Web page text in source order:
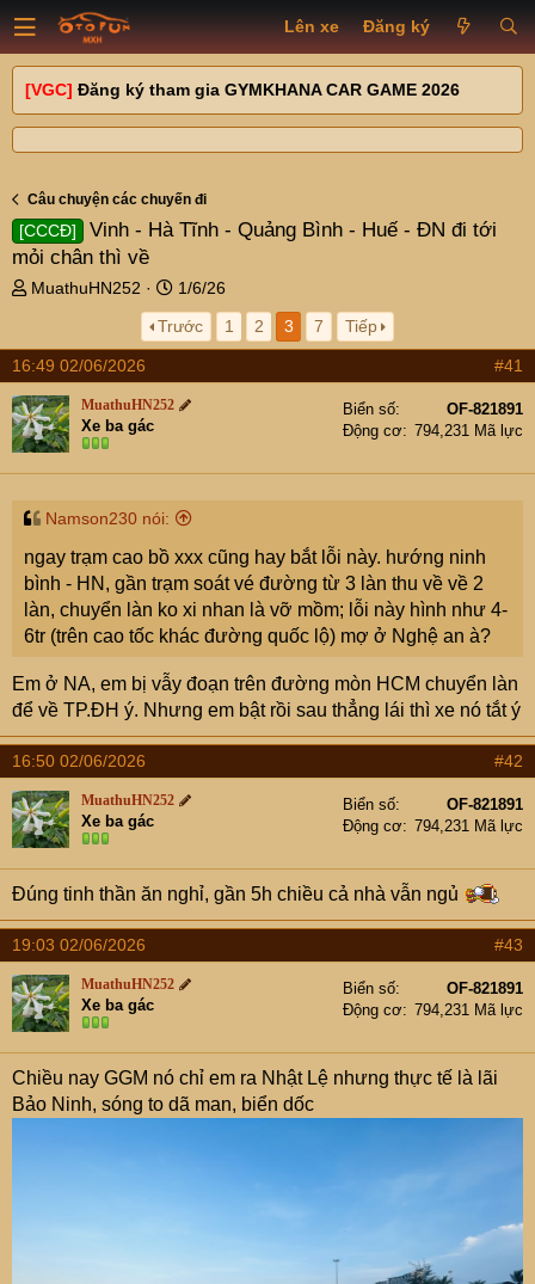
Lên xe Đăng ký
[VGC] Đăng ký tham gia GYMKHANA CAR GAME 2026
Câu chuyện các chuyến đi
[CCCĐ]
Vinh - Hà Tĩnh - Quảng Bình - Huế - ĐN đi tới
mỏi chân thì về
T
e
a
d
s
t
t
r
MuathuHN252
N
g
à
y
ử
1/6/26
Trước
1 2 3 7 Tiếp
16:49 02/06/2026 #41
MuathuHN252
Xe ba gác
Biển số
OF-821891
Động cơ
794,231 Mã lực
Namson230 nói:
ngay trạm cao bồ xxx cũng hay bắt lỗi này. hướng ninh
bình - HN, gần trạm soát vé đường từ 3 làn thu về về 2
làn, chuyển làn ko xi nhan là vỡ mồm; lỗi này hình như 4-
6tr (trên cao tốc khác đường quốc lộ) mợ ở Nghệ an à?
Em ở NA, em bị vẫy đoạn trên đường mòn HCM chuyển làn
để về TP.ĐH ý. Nhưng em bật rồi sau thẳng lái thì xe nó tắt ý
16:50 02/06/2026 #42
MuathuHN252
Xe ba gác
Biển số
OF-821891
Động cơ
794,231 Mã lực
Đúng tinh thần ăn nghỉ, gần 5h chiều cả nhà vẫn ngủ
19:03 02/06/2026 #43
MuathuHN252
Xe ba gác
Biển số
OF-821891
Động cơ
794,231 Mã lực
Chiều nay GGM nó chỉ em ra Nhật Lệ nhưng thực tế là lãi
Bảo Ninh, sóng to dã man, biển dốc